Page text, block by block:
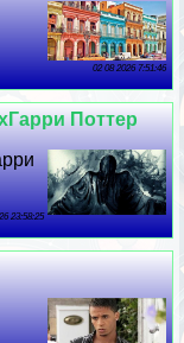
02 08 2026 7:51:46
Поттер
23:58:25